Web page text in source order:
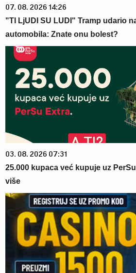
07. 08. 2026 14:26
"TI LjUDI SU LUDI" Tramp udario
automobila: Znate onu bolest?
03. 08. 2026 07:31
25.000 kupaca već kupuje uz
više